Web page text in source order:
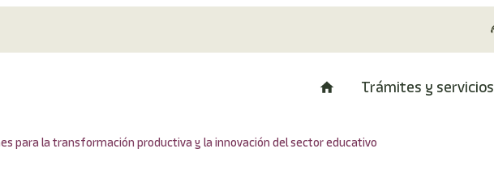
Trámites y servicios
para la transformación productiva y la innovación del sector educativo